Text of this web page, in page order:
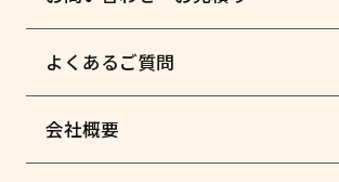
よくあるご質問
会社概要